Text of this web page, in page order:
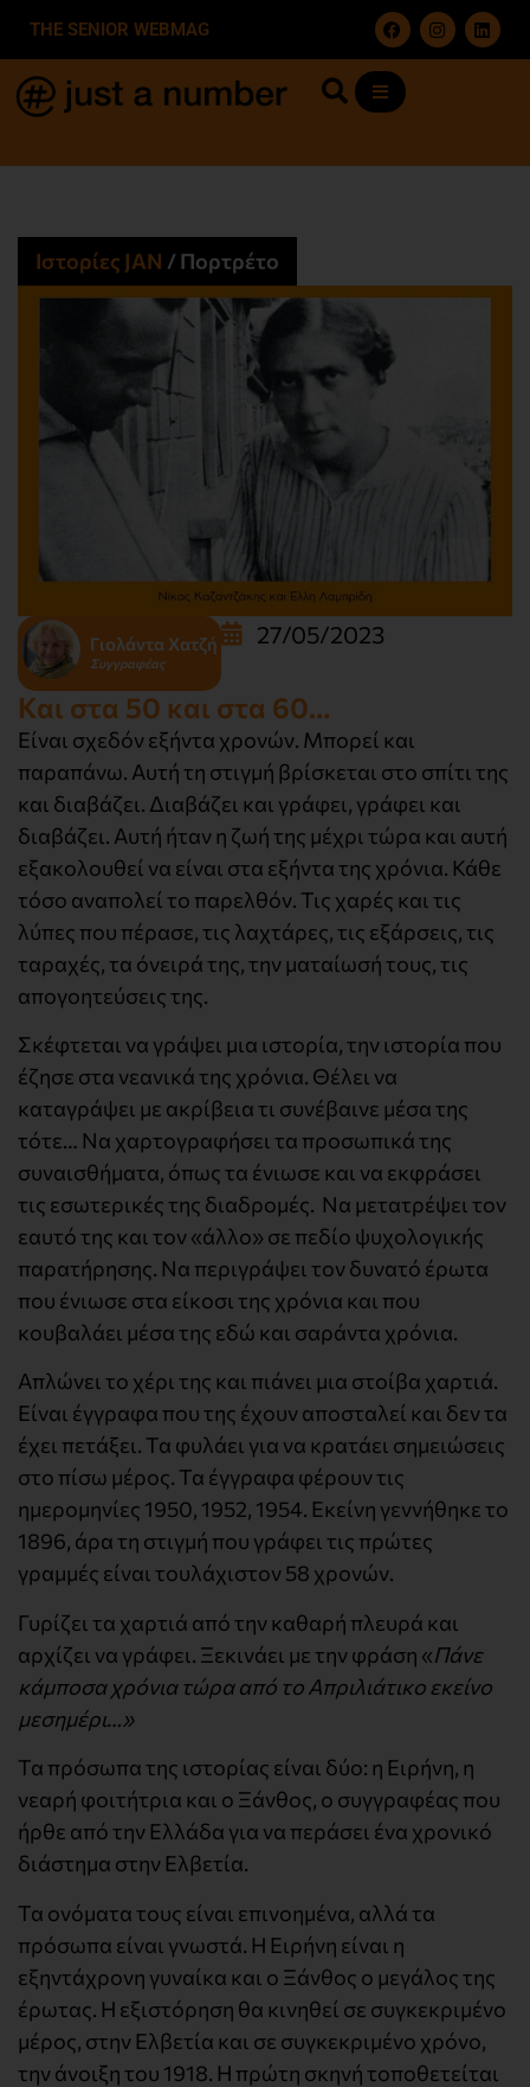
THE SENIOR WEBMAG
Ιστορίες JΑΝ /Πορτρέτο
Γιολάντα Χατζή
Συγγραφέας
27/05/2023
Και στα 50 και στα 60…
Είναι σχεδόν εξήντα χρονών. Μπορεί και
παραπάνω. Αυτή τη στιγμή βρίσκεται στο σπίτι της
και διαβάζει. Διαβάζει και γράφει, γράφει και
διαβάζει. Αυτή ήταν η ζωή της μέχρι τώρα και αυτή
εξακολουθεί να είναι στα εξήντα της χρόνια. Κάθε
τόσο αναπολεί το παρελθόν. Τις χαρές και τις
λύπες που πέρασε, τις λαχτάρες, τις εξάρσεις, τις
ταραχές, τα όνειρά της, την ματαίωσή τους, τις
απογοητεύσεις της.
Σκέφτεται να γράψει μια ιστορία, την ιστορία που
έζησε στα νεανικά της χρόνια. Θέλει να
καταγράψει με ακρίβεια τι συνέβαινε μέσα της
τότε… Να χαρτογραφήσει τα προσωπικά της
συναισθήματα, όπως τα ένιωσε και να εκφράσει
τις εσωτερικές της διαδρομές. Να μετατρέψει τον
εαυτό της και τον «άλλο» σε πεδίο ψυχολογικής
παρατήρησης. Να περιγράψει τον δυνατό έρωτα
που ένιωσε στα είκοσι της χρόνια και που
κουβαλάει μέσα της εδώ και σαράντα χρόνια.
Απλώνει το χέρι της και πιάνει μια στοίβα χαρτιά.
Είναι έγγραφα που της έχουν αποσταλεί και δεν τα
έχει πετάξει. Τα φυλάει για να κρατάει σημειώσεις
στο πίσω μέρος. Τα έγγραφα φέρουν τις
ημερομηνίες 1950, 1952, 1954. Εκείνη γεννήθηκε το
1896, άρα τη στιγμή που γράφει τις πρώτες
γραμμές είναι τουλάχιστον 58 χρονών.
Γυρίζει τα χαρτιά από την καθαρή πλευρά και
αρχίζει να γράφει. Ξεκινάει με την φράση «Πάνε
κάμποσα χρόνια τώρα από το Απριλιάτικο εκείνο
μεσημέρι…»
Τα πρόσωπα της ιστορίας είναι δύο: η Ειρήνη, η
νεαρή φοιτήτρια και ο Ξάνθος, ο συγγραφέας που
ήρθε από την Ελλάδα για να περάσει ένα χρονικό
διάστημα στην Ελβετία.
Τα ονόματα τους είναι επινοημένα, αλλά τα
πρόσωπα είναι γνωστά. Η Ειρήνη είναι η
εξηντάχρονη γυναίκα και ο Ξάνθος ο μεγάλος της
έρωτας. Η εξιστόρηση θα κινηθεί σε συγκεκριμένο
μέρος, στην Ελβετία και σε συγκεκριμένο χρόνο,
την άνοιξη του 1918. Η πρώτη σκηνή τοποθετείται